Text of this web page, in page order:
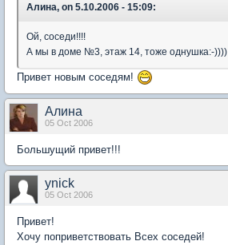
Алина, on 5.10.2006 - 15:09:
Ой, соседи!!!!
А мы в доме №3, этаж 14, тоже однушка:-))))
Привет новым соседям!
Алина
05 Oct 2006
Большущий привет!!!
ynick
05 Oct 2006
Привет!
Хочу поприветствовать Всех соседей!